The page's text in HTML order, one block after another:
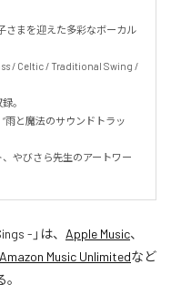
さまを迎えた多彩なボーカル
/ Celtic / Traditional Swing /
。
雨と魔法のサウンドトラッ
やびさら先生のアートワー
- 」は、 Apple Music、
Amazon Music Unlimitedなど